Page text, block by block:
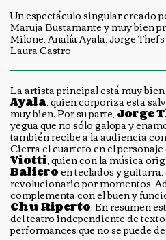
Un espectáculo singular creado
Maruja Bustamante y muy bien
Milone, Analía Ayala, Jorge
Laura Castro
La artista principal está muy
Ayala, quien corporiza esta
muy bien. Por su parte,Jorge
yegua que no sólo galopa y
también recibe a la audiencia
Cierra el cuarteto en el
Viotti,quien con la música
Balieroen teclados y
revolucionario por momentos.
complementa con el buen y
Chu Riperto. En resumen
del teatro independiente de
performances que no se puede